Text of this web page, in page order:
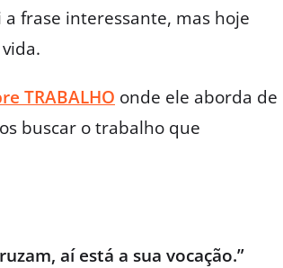
a frase interessante, mas hoje
TRABALHO onde ele aborda de
buscar o trabalho que
aí está a sua vocação.”